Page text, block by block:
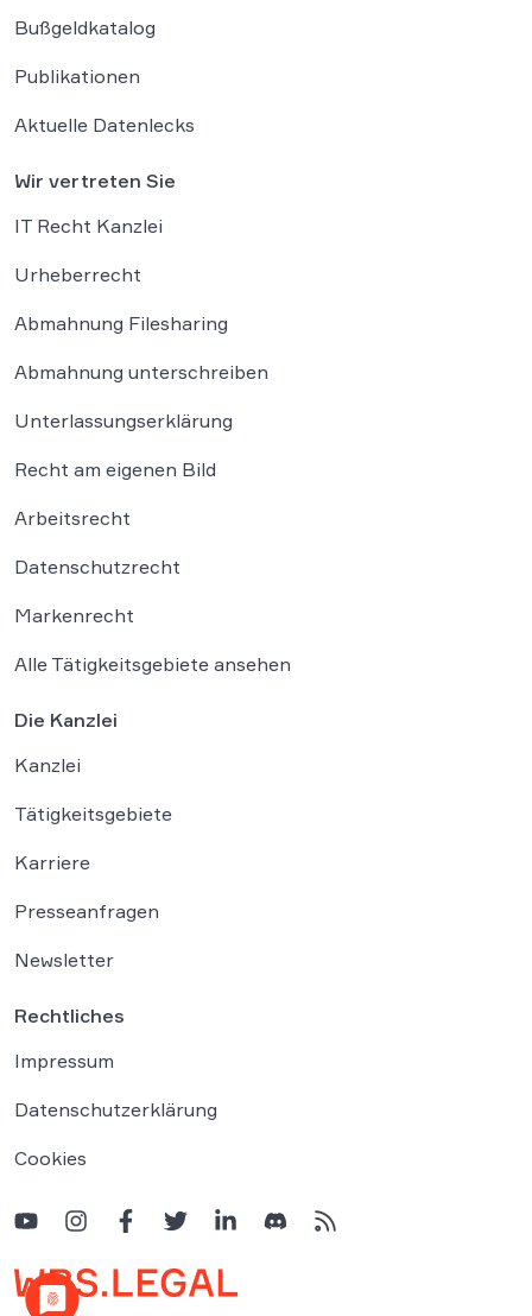
Bußgeldkatalog
Publikationen
Aktuelle Datenlecks
Wir vertreten Sie
IT Recht Kanzlei
Urheberrecht
Abmahnung Filesharing
Abmahnung unterschreiben
Unterlassungserklärung
Recht am eigenen Bild
Arbeitsrecht
Datenschutzrecht
Markenrecht
Alle Tätigkeitsgebiete ansehen
Die Kanzlei
Kanzlei
Tätigkeitsgebiete
Karriere
Presseanfragen
Newsletter
Rechtliches
Impressum
Datenschutzerklärung
Cookies